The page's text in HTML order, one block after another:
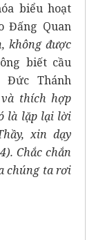
biểu hoạt
Đấng Quan
không được
biết cầu
Đức Thánh
thích hợp
là lặp lại lời
xin dạy
Chắc chắn
chúng ta rơi